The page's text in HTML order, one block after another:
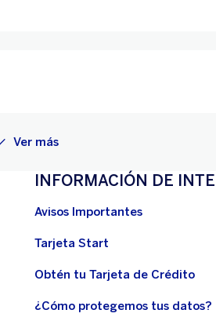
Ver más
INFORMACIÓN DE
Avisos Importantes
Tarjeta Start
Obtén tu Tarjeta de Crédito
¿Cómo protegemos tus datos?